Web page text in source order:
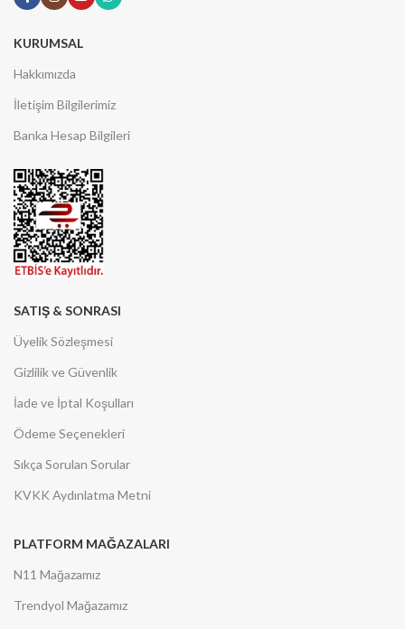
KURUMSAL
Hakkımızda
İletişim Bilgilerimiz
Banka Hesap Bilgileri
SATIŞ & SONRASI
Üyelik Sözleşmesi
Gizlilik ve Güvenlik
İade ve İptal Koşulları
Ödeme Seçenekleri
Sıkça Sorulan Sorular
KVKK Aydınlatma Metni
PLATFORM MAĞAZALARI
N11 Mağazamız
Trendyol Mağazamız